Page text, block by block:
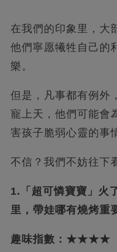
在我們的印象里，大
他們寧愿犧牲自己的
樂。
但是，凡事都有例外
寵上天，他們可能會
害孩子脆弱心靈的事
不信？我們不妨往下
1.「超可憐寶寶」火
里，帶娃哪有燒烤重
趣味指數：★★★★